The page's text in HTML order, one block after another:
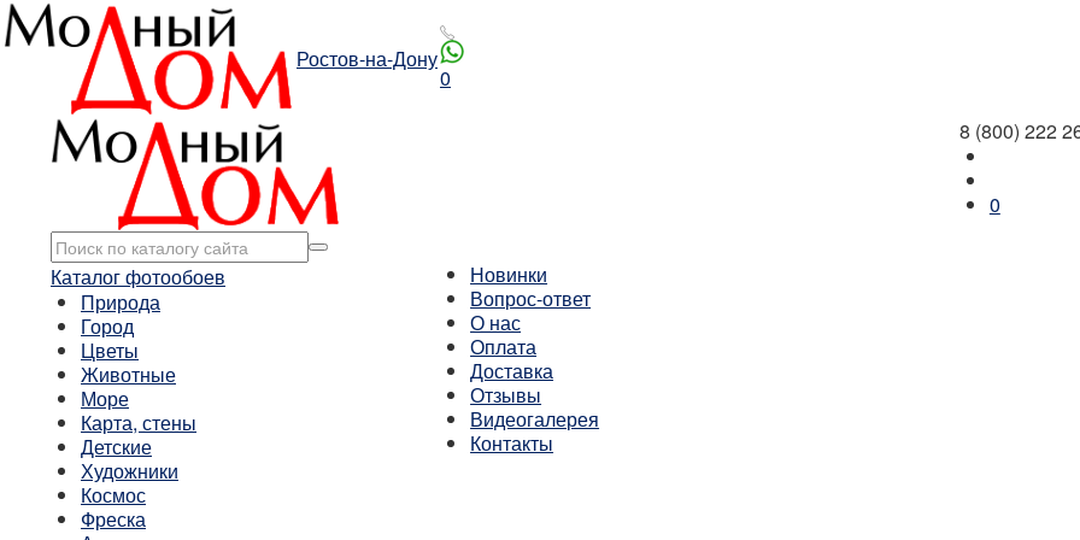
Ростов-на-Дону
0
8 (800) 222
0
Каталог фотообоев
Природа
Город
Цветы
Животные
Море
Карта, стены
Детские
Художники
Космос
Фреска
Новинки
Вопрос-ответ
О нас
Оплата
Доставка
Отзывы
Видеогалерея
Контакты